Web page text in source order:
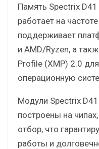
Память Spectrix
работает на
поддерживает
и AMD/Ryzen, а
Profile (XMP) 2.0
операционную
Модули Spectrix
построены на
отбор, что
работы и